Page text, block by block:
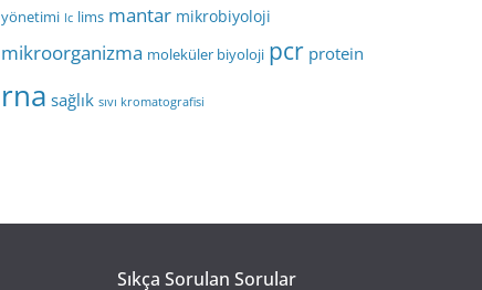
yönetimi lc lims mantar mikrobiyoloji
mikroorganizma moleküler biyoloji pcr protein
rna sağlık sıvı kromatografisi
Sıkça Sorulan Sorular